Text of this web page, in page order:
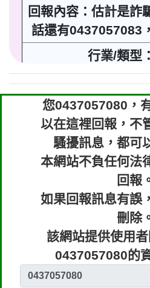
回報內容：估計是詐
話還有0437057083
行業/類型
回報時間：2021-
匿名：
回報內容：接
行業/類型
回報時間：2021-
回報內容：莫
行業/類型： 其他,錄
您0437057080，
以在這裡回報，不
騷擾訊息，都可
本網站不負任何法
回報
如果回報訊息有誤
刪除
該網站提供使用
0437057080的